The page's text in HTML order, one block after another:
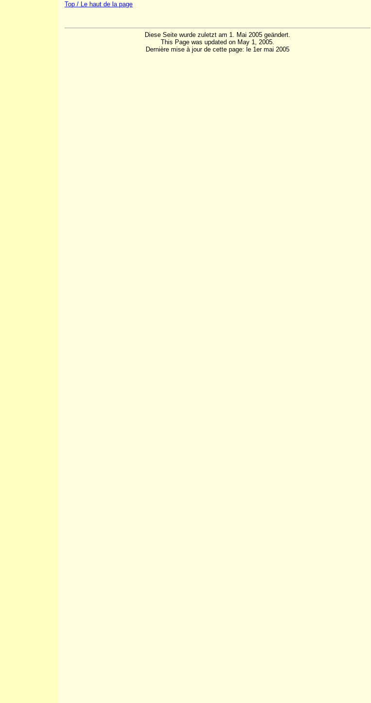
Top / Le haut de la page
Diese Seite wurde zuletzt am 1. Mai 2005 geändert.
This Page was updated on May 1, 2005.
Dernière mise à jour de cette page: le 1er mai 2005